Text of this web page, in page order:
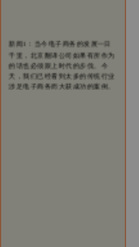
千里，北京翻译公司如果有所作为
的话也必须跟上时代的步伐。今
天，我们已经看到太多的传统行业
涉足电子商务而大获成功的案例。
我们希望在翻译行业，能够看到越